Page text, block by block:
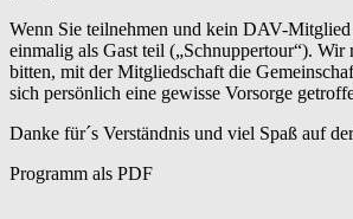
Wenn Sie teilnehmen und kein DAV-Mitglied
einmalig als Gast teil („Schnuppertour“). Wir
bitten, mit der Mitgliedschaft die
sich persönlich eine gewisse Vorsorge
Danke für´s Verständnis und viel Spaß auf
Programm als PDF